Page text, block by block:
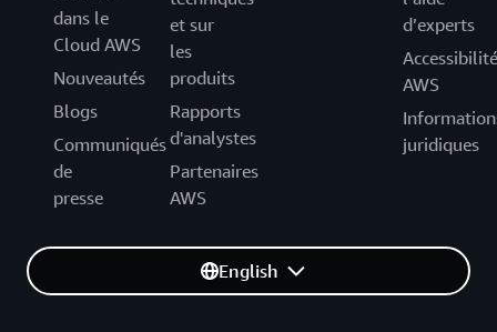
dans le
Cloud AWS
Nouveautés
Blogs
Communiqués
de
presse
et sur
les
produits
Rapports
d'analystes
Partenaires
AWS
d’experts
Accessibilité
AWS
juridiques
English